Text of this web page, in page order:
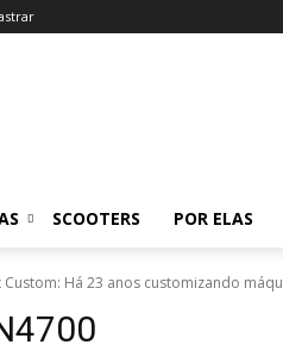
SCOOTERS POR ELAS
Custom: Há 23 anos customizando